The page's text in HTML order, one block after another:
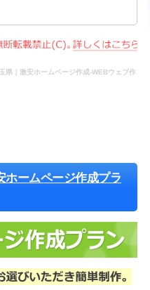
県｜激安ホームページ作成-WEBウェブ作
ホームページ作成プラ